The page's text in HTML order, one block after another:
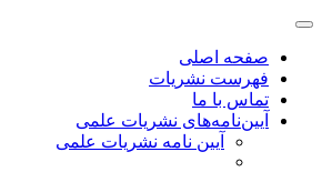
صفحه اصلی
فهرست نشریات
تماس با ما
آیین‌نامه‌های نشریات علمی
آیین نامه نشریات علمی